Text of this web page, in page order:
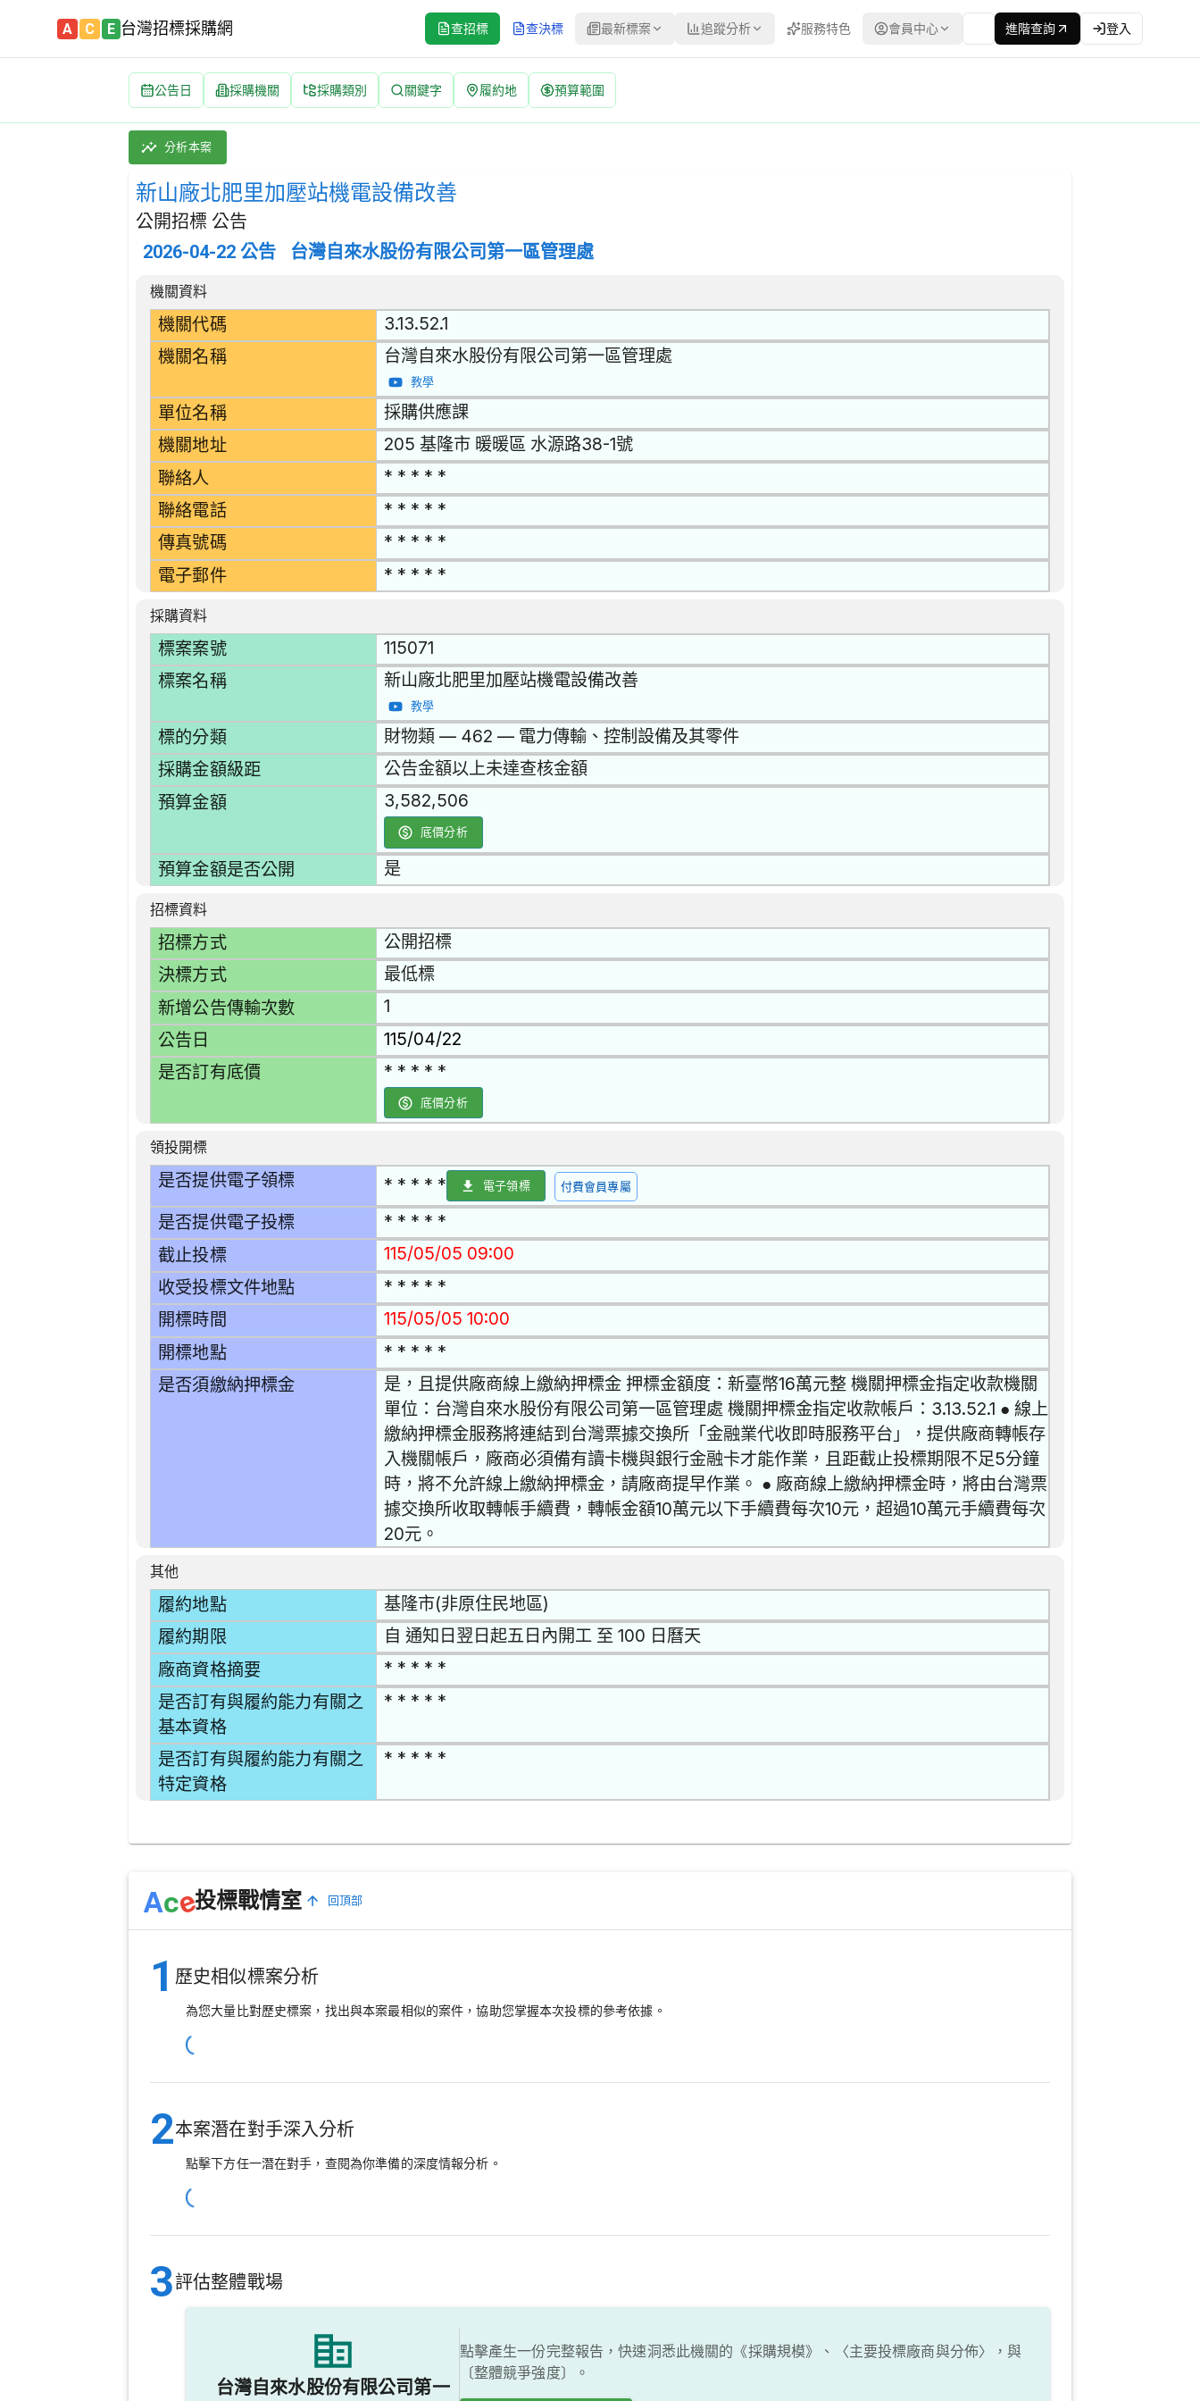
A C E 台灣招標採購網 查招標 查決標 最新標案 追蹤分析 服務特色 會員中心 進階查詢 登入
公告日 採購機關 採購類別 關鍵字 履約地 預算範圍
新山廠北肥里加壓站機電設備改善 招標公告 | 案號：115071 | 公開招標 公告
採購類別：財物類 電力傳輸、控制設備及其零件 | 招標方式：公開招標 | 決標方式：最低標 | 資料來源：台灣政府電子採購網（公共工程委員會） | 更新時間：2026-
分析本案
新山廠北肥里加壓站機電設備改善
公開招標 公告
2026-04-22 公告 台灣自來水股份有限公司第一區管理處
招標公告詳細內容
機關資料
機關代碼 3.13.52.1
機關名稱 台灣自來水股份有限公司第一區管理處
教學
單位名稱 採購供應課
機關地址 205 基隆市 暖暖區 水源路38-1號
聯絡人 * * * * *
聯絡電話 * * * * *
傳真號碼 * * * * *
電子郵件 * * * * *
採購資料
標案案號 115071
標案名稱 新山廠北肥里加壓站機電設備改善
教學
標的分類 財物類 — 462 — 電力傳輸、控制設備及其零件
採購金額級距 公告金額以上未達查核金額
預算金額 3,582,506
底價分析
預算金額是否公開 是
招標資料
招標方式 公開招標
決標方式 最低標
新增公告傳輸次數 1
公告日 115/04/22
是否訂有底價 * * * * *
底價分析
領投開標
是否提供電子領標 * * * * * 電子領標 付費會員專屬
是否提供電子投標 * * * * *
截止投標 115/05/05 09:00
收受投標文件地點 * * * * *
開標時間 115/05/05 10:00
開標地點 * * * * *
是否須繳納押標金
是，且提供廠商線上繳納押標金 押標金額度：新臺幣16萬元整 機關押標金指定收款機關
單位：台灣自來水股份有限公司第一區管理處 機關押標金指定收款帳戶：3.13.52.1 ● 線上
繳納押標金服務將連結到台灣票據交換所「金融業代收即時服務平台」，提供廠商轉帳存
入機關帳戶，廠商必須備有讀卡機與銀行金融卡才能作業，且距截止投標期限不足5分鐘
時，將不允許線上繳納押標金，請廠商提早作業。 ● 廠商線上繳納押標金時，將由台灣票
據交換所收取轉帳手續費，轉帳金額10萬元以下手續費每次10元，超過10萬元手續費每次
20元。
其他
履約地點 基隆市(非原住民地區)
履約期限 自 通知日翌日起五日內開工 至 100 日曆天
廠商資格摘要 * * * * *
是否訂有與履約能力有關之
基本資格
* * * * *
是否訂有與履約能力有關之
特定資格
* * * * *
Ace投標戰情室 回頂部
1 歷史相似標案分析
為您大量比對歷史標案，找出與本案最相似的案件，協助您掌握本次投標的參考依據。
2本案潛在對手深入分析
點擊下方任一潛在對手，查閱為你準備的深度情報分析。
3評估整體戰場
台灣自來水股份有限公司第一
點擊產生一份完整報告，快速洞悉此機關的《採購規模》、〈主要投標廠商與分佈〉，與
〔整體競爭強度〕。